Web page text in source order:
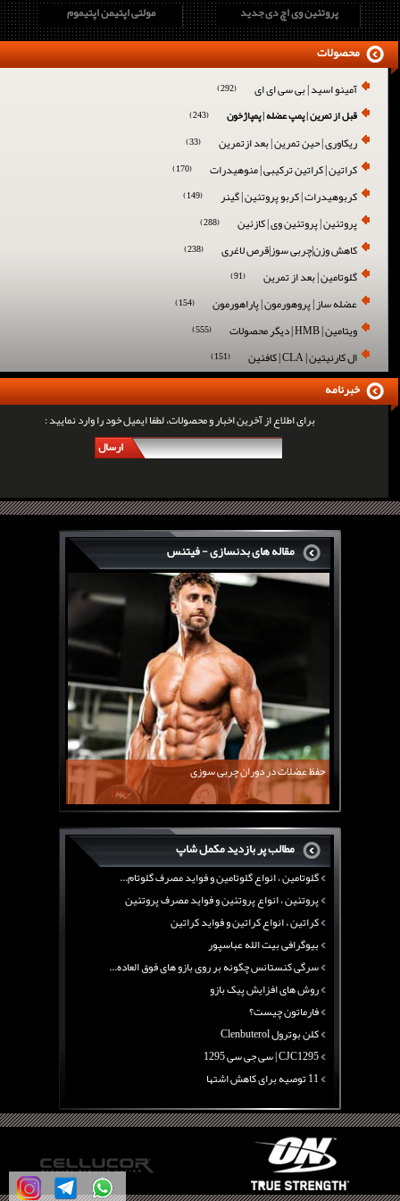
مولتی اپتیمن اپتیموم پروتئین وی اچ دی جدید
آمینو اسید | بی سی ای ای (292)
قبل از تمرین | پمپ عضله | پمپاژخون (243)
ریکاوری | حین تمرین | بعد ازتمرین (33)
کراتین | کراتین ترکیبی | منوهیدرات (170)
کربوهیدرات | کربو پروتئین | گینر (149)
پروتئین | پروتئین وی | کازئین (288)
کاهش وزن|چربی سوز|قرص لاغری (238)
گلوتامین | بعد از تمرین (91)
عضله ساز | پروهورمون | پاراهورمون (154)
ویتامین | HMB | دیگر محصولات (555)
ال کارنیتین | CLA | کافئین (151)
محصولات
برای اطلاع از آخرین اخبار و محصولات، لطفا ایمیل خود را وارد نمایید :
ارسال
خبرنامه
مقاله های بدنسازی - فیتنس
حفظ عضلات در دوران چربی سوزی
مطالب پر بازدید مکمل شاپ
سرگی کنستانس چگونه بر روی بازو های فوق العاده...
روش های افزایش پیک بازو
فارماتون چیست؟
کلن بوترول Clenbuterol
CJC1295 | سی جی سی 1295
11 توصیه برای کاهش اشتها
معرفی یک برنامه غذایی جامع برای افزایش قد
چربی سوزی با چای سبز
بیوگرافی علی تبریزی
منابع پروتئینی غیر گوشتی
آرژنین ، فواید آرژنین و نقش آرژنین در بدن
گلوتامین ، انواع گلوتامین و فواید مصرف گلوتام...
پروتئین ، انواع پروتئین و فواید مصرف پروتئین
کراتین ، انواع کراتین و فواید کراتین
بیوگرافی بیت الله عباسپور
سرگی کنستانس چگونه بر روی بازو های فوق العاده...
روش های افزایش پیک بازو
فارماتون چیست؟
کلن بوترول Clenbuterol
CJC1295 | سی جی سی 1295
11 توصیه برای کاهش اشتها
چربی سوزی با چای سبز
بیوگرافی علی تبریزی
منابع پروتئینی غیر گوشتی
آرژنین ، فواید آرژنین و نقش آرژنین در بدن